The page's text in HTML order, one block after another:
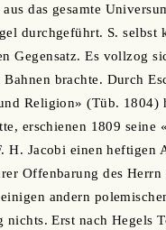
das gesamte
durchgeführt. S. selbst
Gegensatz. Es vollzog
Bahnen brachte. Durch
Religion» (Tüb. 1804)
erschienen 1809 seine
H. Jacobi einen heftigen
Offenbarung des
andern
nichts. Erst nach Hegels